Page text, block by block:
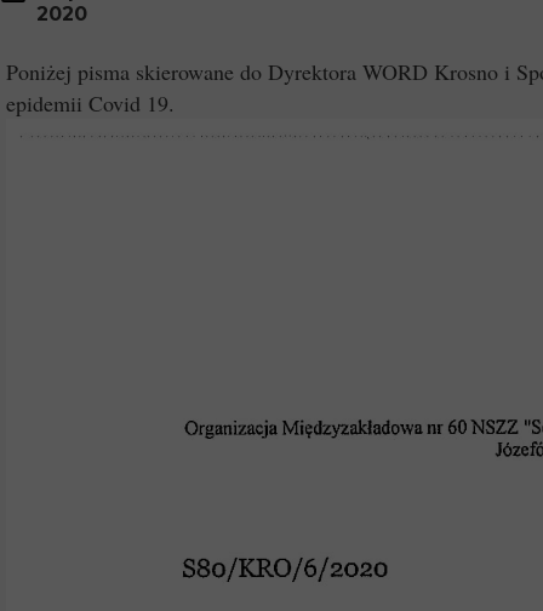
2020
Poniżej pisma skierowane do Dyrektora WORD Krosno i
epidemii Covid 19.